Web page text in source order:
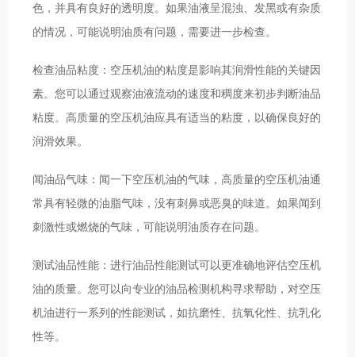
色，并具有良好的透明度。如果油液呈混浊、发黑或有杂质
的情况，可能说明油质有问题，需要进一步检查。
检查油品粘度：空压机油的粘度是影响其润滑性能的关键因
素。您可以通过观察油液流动的速度和稠度来初步判断油品
粘度。高质量的空压机油应具有适当的粘度，以确保良好的
润滑效果。
闻油品气味：闻一下空压机油的气味，高质量的空压机油通
常具有轻微的油脂气味，没有刺鼻或恶臭的味道。如果闻到
刺激性或燃烧的气味，可能说明油质存在问题。
测试油品性能：进行油品性能测试可以更准确地评估空压机
油的质量。您可以向专业的油品检测机构寻求帮助，对空压
机油进行一系列的性能测试，如抗磨性、抗氧化性、抗乳化
性等。